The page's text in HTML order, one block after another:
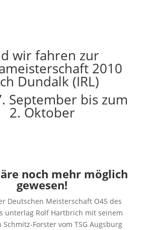
wir fahren zur
2010
Dundalk (IRL)
September bis zum
2. Oktober
noch mehr möglich
gewesen!
Deutschen Meisterschaft O45 des
unterlag Rolf Hartbrich mit seinem
Schmitz-Forster vom TSG Augsburg